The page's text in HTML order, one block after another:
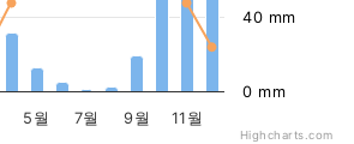
5월 7월 9월 11월
0 mm
40 mm
Highcharts.com